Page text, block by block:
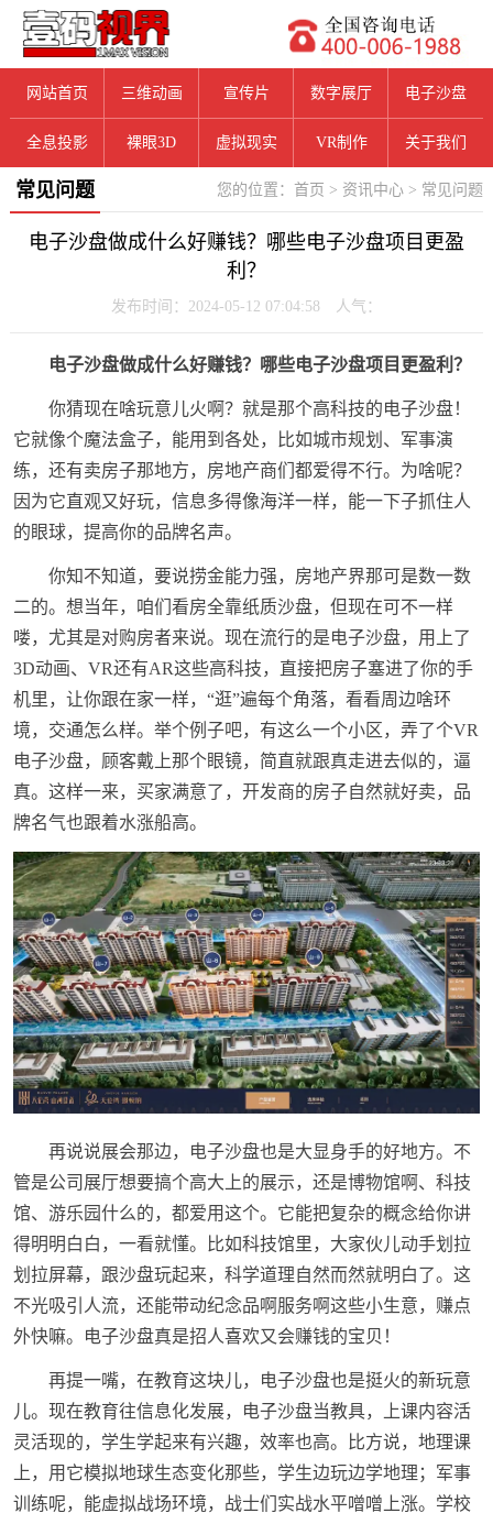
网站首页 三维动画 宣传片 数字展厅 电子沙盘
全息投影 裸眼3D 虚拟现实 VR制作 关于我们
您的位置： 首页 > 资讯中心 > 常见问题
常见问题
电子沙盘做成什么好赚钱？哪些电子沙盘项目更盈
利？
发布时间：2024-05-12 07:04:58 人气：
电子沙盘做成什么好赚钱？哪些电子沙盘项目更盈利？
你猜现在啥玩意儿火啊？就是那个高科技的电子沙盘！
它就像个魔法盒子，能用到各处，比如城市规划、军事演
练，还有卖房子那地方，房地产商们都爱得不行。为啥呢？
因为它直观又好玩，信息多得像海洋一样，能一下子抓住人
的眼球，提高你的品牌名声。
你知不知道，要说捞金能力强，房地产界那可是数一数
二的。想当年，咱们看房全靠纸质沙盘，但现在可不一样
喽，尤其是对购房者来说。现在流行的是电子沙盘，用上了
3D动画、VR还有AR这些高科技，直接把房子塞进了你的手
机里，让你跟在家一样，“逛”遍每个角落，看看周边啥环
境，交通怎么样。举个例子吧，有这么一个小区，弄了个VR
电子沙盘，顾客戴上那个眼镜，简直就跟真走进去似的，逼
真。这样一来，买家满意了，开发商的房子自然就好卖，品
牌名气也跟着水涨船高。
再说说展会那边，电子沙盘也是大显身手的好地方。不
管是公司展厅想要搞个高大上的展示，还是博物馆啊、科技
馆、游乐园什么的，都爱用这个。它能把复杂的概念给你讲
得明明白白，一看就懂。比如科技馆里，大家伙儿动手划拉
划拉屏幕，跟沙盘玩起来，科学道理自然而然就明白了。这
不光吸引人流，还能带动纪念品啊服务啊这些小生意，赚点
外快嘛。电子沙盘真是招人喜欢又会赚钱的宝贝！
再提一嘴，在教育这块儿，电子沙盘也是挺火的新玩意
儿。现在教育往信息化发展，电子沙盘当教具，上课内容活
灵活现的，学生学起来有兴趣，效率也高。比方说，地理课
上，用它模拟地球生态变化那些，学生边玩边学地理；军事
训练呢，能虚拟战场环境，战士们实战水平噌噌上涨。学校